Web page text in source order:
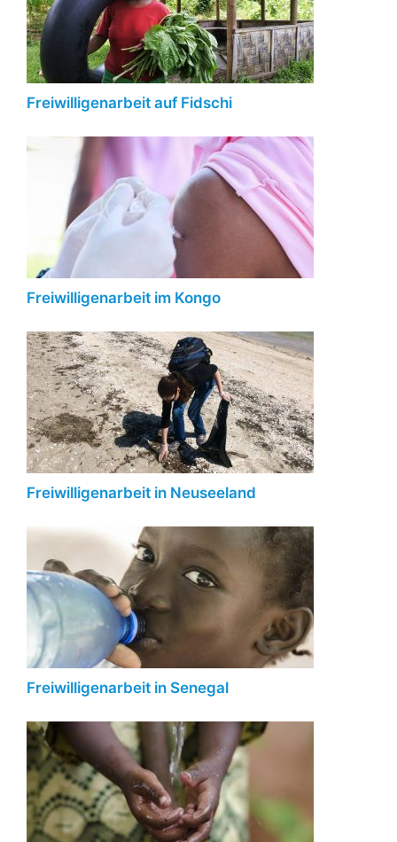
Freiwilligenarbeit auf Fidschi
Freiwilligenarbeit im Kongo
Freiwilligenarbeit in Neuseeland
Freiwilligenarbeit in Senegal